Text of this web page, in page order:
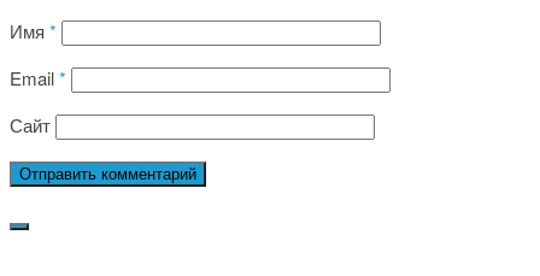
Имя *
Email*
Сайт